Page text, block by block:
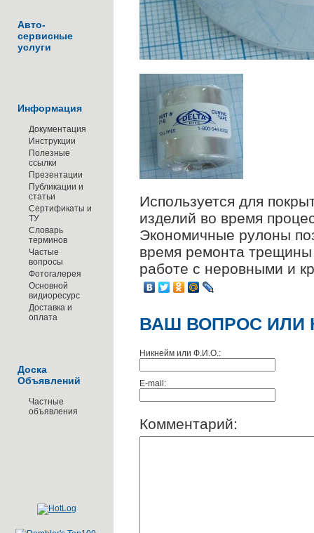
Авто-
сервисные
услуги
Информация
Документация
Инструкции
Полезные
ссылки
Презентации
Публикации и
статьи
Сертификаты и
ТУ
Словарь
терминов
Частые
вопросы
Фотогалерея
Основной
видиоресурс
Доставка и
оплата
Доска
Объявлений
Частные
объявления
Используется для
изделий во время
Экономичные рулоны
время ремонта
работе с неровными и
ВАШ ВОПРОС ИЛИ
Никнейм или Ф.И.О.:
E-mail:
Комментарий: